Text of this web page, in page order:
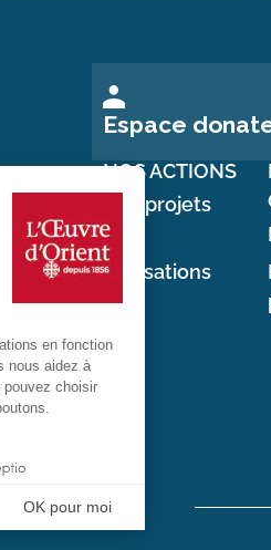
Espace
NOS ACTIONS
Nos projets
Nos
réalisations